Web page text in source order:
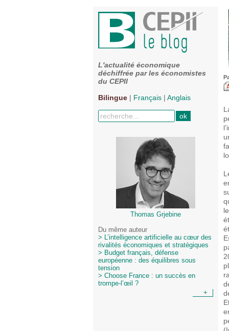
L'actualité économique
déchiffrée par les économistes
du CEPII
Bilingue | Français | Anglais
Thomas Grjebine
Du même auteur
> L’intelligence artificielle au cœur des
rivalités économiques et stratégiques
> Budget français, défense
européenne : des équilibres sous
tension
> Choose France : un succès en
trompe-l’œil ?
+